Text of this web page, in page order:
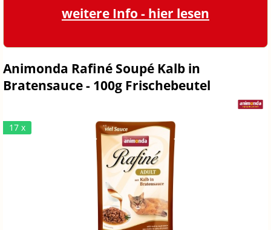
weitere Info - hier lesen
Animonda Rafiné Soupé Kalb in
Bratensauce - 100g Frischebeutel
17 x